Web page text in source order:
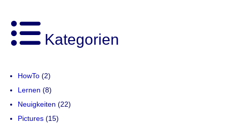
Kategorien
HowTo (2)
Lernen (8)
Neuigkeiten (22)
Pictures (15)